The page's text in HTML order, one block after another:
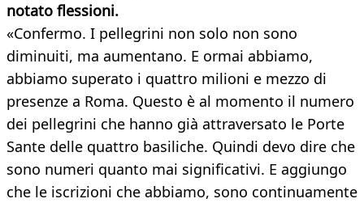
notato flessioni.
«Confermo. I pellegrini non solo non sono
diminuiti, ma aumentano. E ormai abbiamo,
abbiamo superato i quattro milioni e mezzo di
presenze a Roma. Questo è al momento il numero
dei pellegrini che hanno già attraversato le Porte
Sante delle quattro basiliche. Quindi devo dire che
sono numeri quanto mai significativi. E aggiungo
che le iscrizioni che abbiamo, sono continuamente